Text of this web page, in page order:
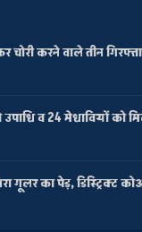
चोरी करने वाले तीन
व 24 मेधावियों को
गूलर का पेड़, डिस्ट्रिक्ट